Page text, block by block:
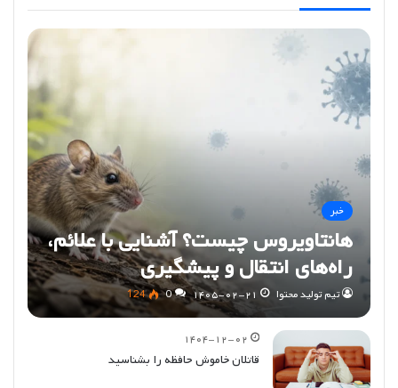
خبر
هانتاویروس چیست؟ آشنایی با علائم،
راه‌های انتقال و پیشگیری
تیم تولید محتوا ۱۴۰۵-۰۲-۲۱ 0
124
۱۴۰۴-۱۲-۰۲
قاتلان خاموش حافظه را بشناسید